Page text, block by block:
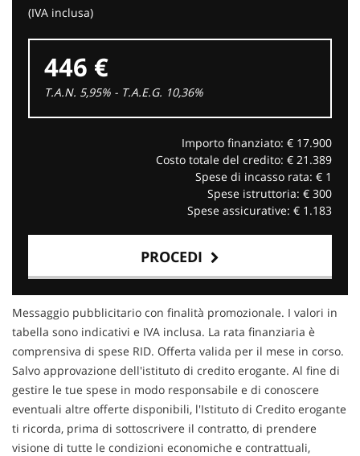
(IVA inclusa)
446 €
T.A.N. 5,95% - T.A.E.G. 10,36%
Importo finanziato: € 17.900
Costo totale del credito: € 21.389
Spese di incasso rata: € 1
Spese istruttoria: € 300
Spese assicurative: € 1.183
PROCEDI
Contattaci
Messaggio pubblicitario con finalità promozionale. I valori in
tabella sono indicativi e IVA inclusa. La rata finanziaria è
comprensiva di spese RID. Offerta valida per il mese in corso.
Salvo approvazione dell'istituto di credito erogante. Al fine di
gestire le tue spese in modo responsabile e di conoscere
eventuali altre offerte disponibili, l'Istituto di Credito erogante
ti ricorda, prima di sottoscrivere il contratto, di prendere
visione di tutte le condizioni economiche e contrattuali,